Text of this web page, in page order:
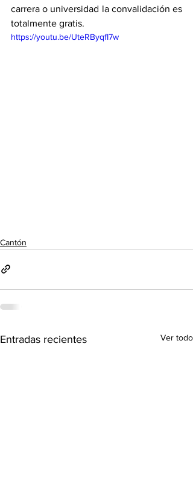
carrera o universidad la convalidación es
totalmente gratis.
https://youtu.be/UteRByqfI7w
Cantón
Entradas recientes Ver todo